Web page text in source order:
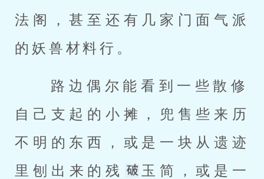
法阁，甚至还有几家门面气派
的妖兽材料行。
自己支起的小摊，兜售些来历
不明的东西，或是一块从遗迹
里刨出来的残
玉简，或是一